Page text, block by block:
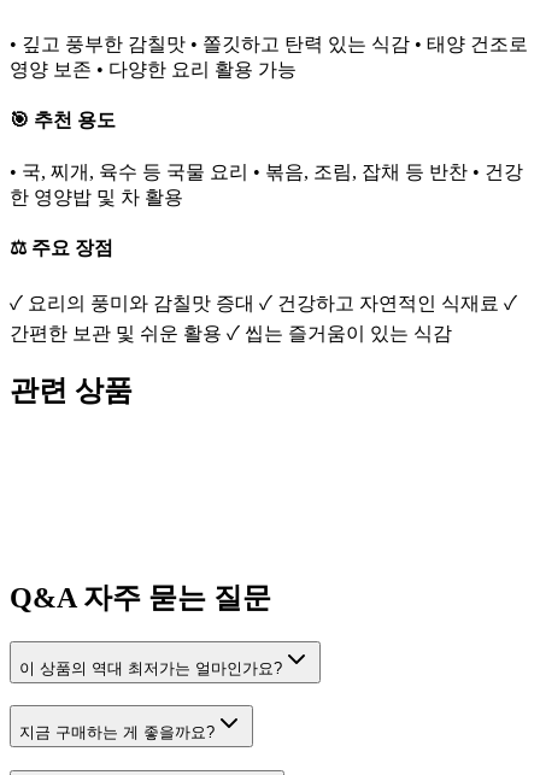
• 깊고 풍부한 감칠맛 • 쫄깃하고 탄력 있는 식감 • 태양 건조로
영양 보존 • 다양한 요리 활용 가능
🎯 추천 용도
• 국, 찌개, 육수 등 국물 요리 • 볶음, 조림, 잡채 등 반찬 • 건강
한 영양밥 및 차 활용
⚖️ 주요 장점
✓ 요리의 풍미와 감칠맛 증대 ✓ 건강하고 자연적인 식재료 ✓
간편한 보관 및 쉬운 활용 ✓ 씹는 즐거움이 있는 식감
관련 상품
Q&A 자주 묻는 질문
이 상품의 역대 최저가는 얼마인가요?
지금 구매하는 게 좋을까요?